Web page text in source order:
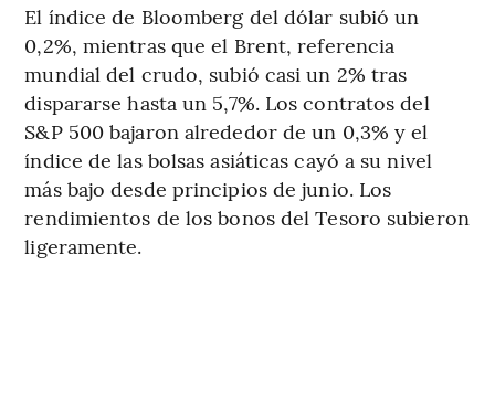
El índice de Bloomberg del dólar subió un
0,2%, mientras que el Brent, referencia
mundial del crudo, subió casi un 2% tras
dispararse hasta un 5,7%. Los contratos del
S&P 500 bajaron alrededor de un 0,3% y el
índice de las bolsas asiáticas cayó a su nivel
más bajo desde principios de junio. Los
rendimientos de los bonos del Tesoro subieron
ligeramente.